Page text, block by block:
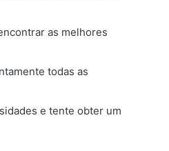
as melhores
todas as
e tente obter um